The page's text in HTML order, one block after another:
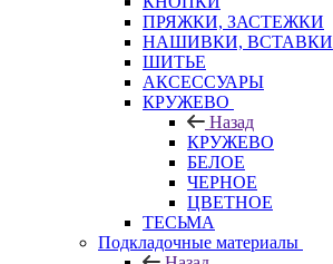
ПРЯЖКИ, ЗАСТЕЖКИ
НАШИВКИ, ВСТАВКИ
ШИТЬЕ
АКСЕССУАРЫ
КРУЖЕВО
Назад
КРУЖЕВО
БЕЛОЕ
ЧЕРНОЕ
ЦВЕТНОЕ
ТЕСЬМА
Подкладочные материалы